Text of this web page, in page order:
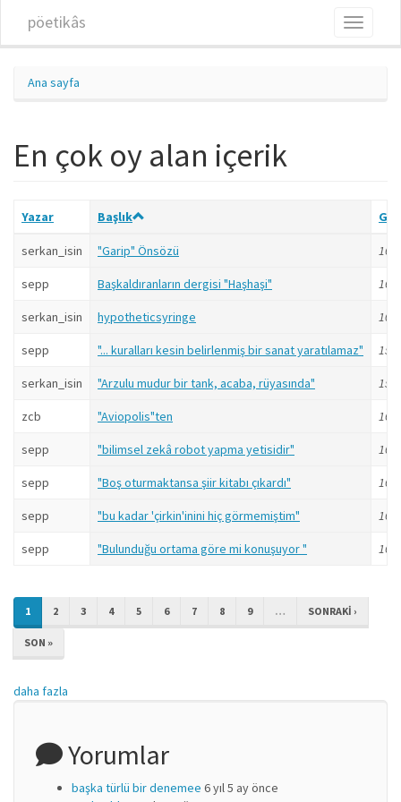
pöetikâs
Toggle
Ana sayfa
En çok oy alan içerik
Yazar Başlık
serkan_isin "Garip" Önsözü 16
sepp Başkaldıranların dergisi "Haşhaşi" 16
serkan_isin hypotheticsyringe 10
sepp "... kuralları kesin belirlenmiş bir sanat yaratılamaz" 15
serkan_isin "Arzulu mudur bir tank, acaba, rüyasında" 15
zcb "Aviopolis"ten 16
sepp "bilimsel zekâ robot yapma yetisidir" 16
sepp "Boş oturmaktansa şiir kitabı çıkardı" 16
sepp "bu kadar 'çirkin'inini hiç görmemiştim" 16
sepp "Bulunduğu ortama göre mi konuşuyor " 16
1 2 3 4 5 6 7 8 9 … SONRAKI ›
SON »
daha fazla
Yorumlar
başka türlü bir denemee 6 yıl 5 ay önce